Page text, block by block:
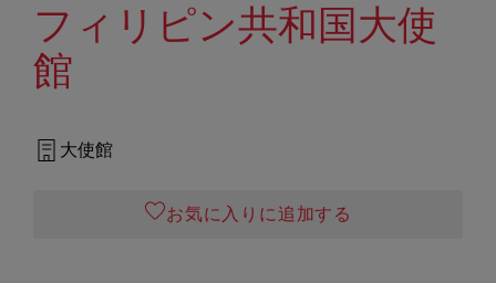
フィリピン共和国大使
館
大使館
お気に入りに追加する